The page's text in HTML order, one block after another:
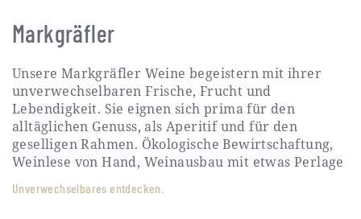
Markgräfler
Unsere Markgräfler Weine begeistern mit ihrer
unverwechselbaren Frische, Frucht und
Lebendigkeit. Sie eignen sich prima für den
alltäglichen Genuss, als Aperitif und für den
geselligen Rahmen. Ökologische Bewirtschaftung,
Weinlese von Hand, Weinausbau mit etwas Perlage
Unverwechselbares entdecken.